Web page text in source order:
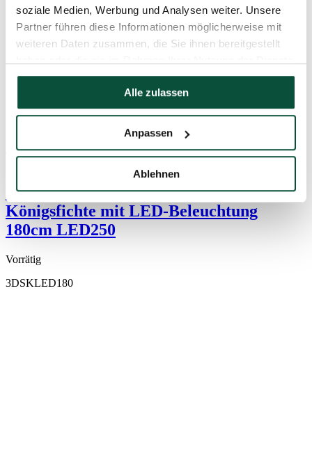
soziale Medien, Werbung und Analysen weiter. Unsere
Partner führen diese Informationen möglicherweise mit
weiteren Daten zusammen, die Sie ihnen bereitgestellt
gesammelt haben.
Alle zulassen
Anpassen
Ablehnen
343€ -23%
Künstlicher Weihnachtsbaum 3D
Königsfichte mit LED-Beleuchtung
180cm LED250
Vorrätig
3DSKLED180